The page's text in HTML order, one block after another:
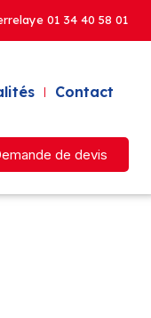
01 34 40 58 01
Contact
de devis